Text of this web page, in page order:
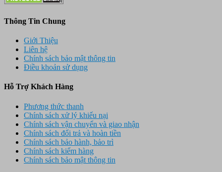
Thông Tin Chung
Giới Thiệu
Liên hệ
Chính sách bảo mật thông tin
Điều khoản sử dụng
Hỗ Trợ Khách Hàng
Phương thức thanh
Chính sách xử lý khiếu nại
Chính sách vận chuyển và giao nhận
Chính sách đổi trả và hoàn tiền
Chính sách bảo hành, bảo trì
Chính sách kiểm hàng
Chính sách bảo mật thông tin